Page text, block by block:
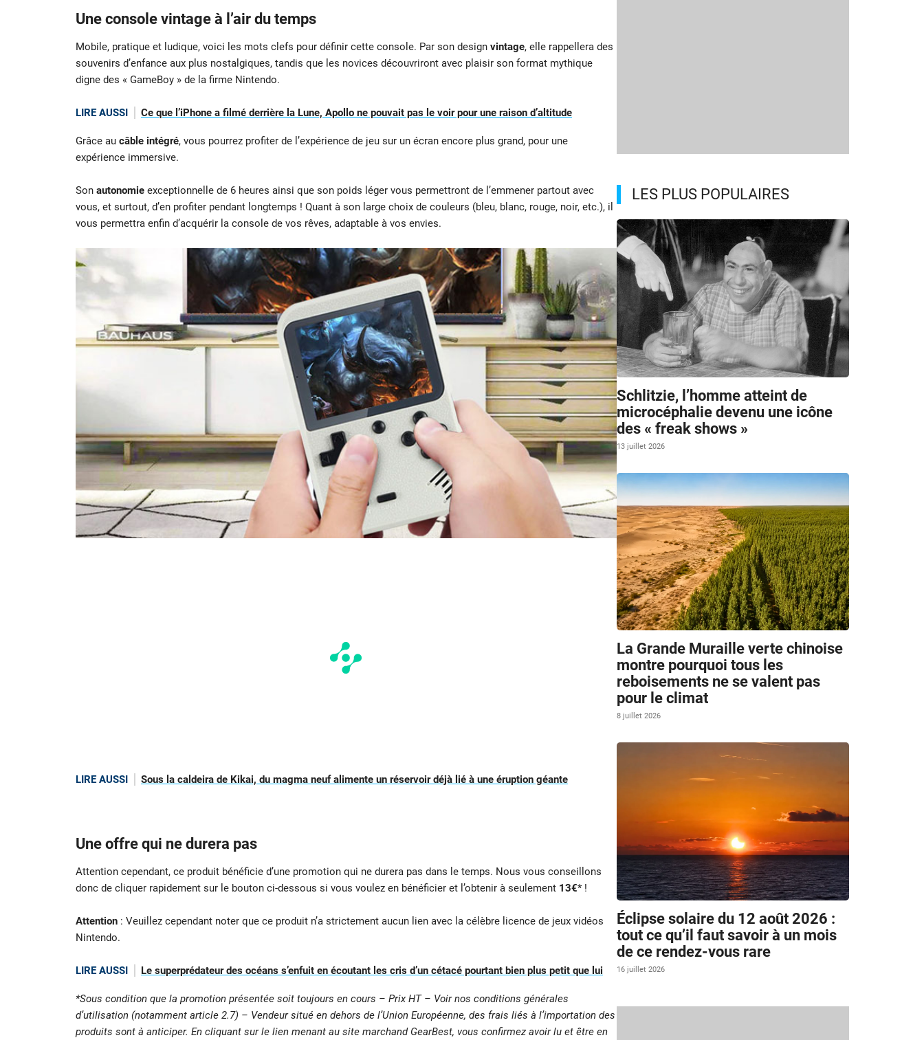
Une console vintage à l’air du temps
Mobile, pratique et ludique, voici les mots clefs pour définir cette console. Par son design vintage, elle rappellera des
souvenirs d’enfance aux plus nostalgiques, tandis que les novices découvriront avec plaisir son format mythique
digne des « GameBoy » de la firme Nintendo.
LIRE AUSSI Ce que l’iPhone a filmé derrière la Lune, Apollo ne pouvait pas le voir pour une raison d’altitude
Grâce au câble intégré, vous pourrez profiter de l’expérience de jeu sur un écran encore plus grand, pour une
expérience immersive.
Son autonomieexceptionnelle de 6 heures ainsi que son poids léger vous permettront de l’emmener partout avec
vous, et surtout, d’en profiter pendant longtemps ! Quant à son large choix de couleurs (bleu, blanc, rouge, noir, etc.), il
vous permettra enfin d’acquérir la console de vos rêves, adaptable à vos envies.
LIRE AUSSI Sous la caldeira de Kikai, du magma neuf alimente un réservoir déjà lié à une éruption géante
Une offre qui ne durera pas
Attention cependant, ce produit bénéficie d’une promotion qui ne durera pas dans le temps. Nous vous conseillons
donc de cliquer rapidement sur le bouton ci-dessous si vous voulez en bénéficier et l’obtenir à seulement 13€* !
Attention: Veuillez cependant noter que ce produit n’a strictement aucun lien avec la célèbre licence de jeux vidéos
Nintendo.
LIRE AUSSI Le superprédateur des océans s’enfuit en écoutant les cris d’un cétacé pourtant bien plus petit que lui
*Sous condition que la promotion présentée soit toujours en cours – Prix HT – Voir nos conditions générales
d’utilisation (notamment article 2.7) – Vendeur situé en dehors de l’Union Européenne, des frais liés à l’importation des
produits sont à anticiper. En cliquant sur le lien menant au site marchand GearBest, vous confirmez avoir lu et être en
LES PLUS POPULAIRES
Schlitzie, l’homme atteint de
microcéphalie devenu une icône
des « freak shows »
13 juillet 2026
La Grande Muraille verte chinoise
montre pourquoi tous les
reboisements ne se valent pas
pour le climat
8 juillet 2026
Éclipse solaire du 12 août 2026 :
tout ce qu’il faut savoir à un mois
de ce rendez-vous rare
16 juillet 2026